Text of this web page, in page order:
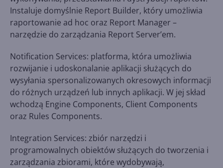
Instaluje domyślnie Report Builder, który umożliwia
raportowanie ad hoc oraz Report Manager –
narzędzie do zarządzania Report Server’em.
Notification Services: platforma, która umożliwia
rozwijanie i udoskonalanie aplikacji służących do
wysyłania spersonalizowanych okresowych informacji
do różnych urządzeń lub innych aplikacji. W jej skład
wchodzą Engine Components, Client Components
oraz Rules Components.
Integration Services: zbiór narzędzi i
programowalnych obiektów służących do tworzenia i
zarządzania zbiorami, które wydobywają,